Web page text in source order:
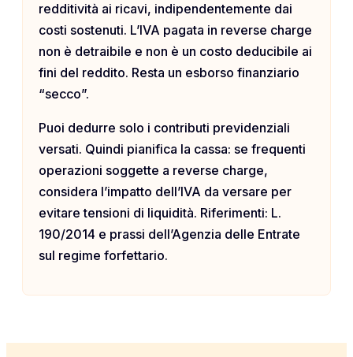
redditività ai ricavi, indipendentemente dai
costi sostenuti. L’IVA pagata in reverse charge
non è detraibile e non è un costo deducibile ai
fini del reddito. Resta un esborso finanziario
“secco”.
Puoi dedurre solo i contributi previdenziali
versati. Quindi pianifica la cassa: se frequenti
operazioni soggette a reverse charge,
considera l’impatto dell’IVA da versare per
evitare tensioni di liquidità. Riferimenti: L.
190/2014 e prassi dell’Agenzia delle Entrate
sul regime forfettario.